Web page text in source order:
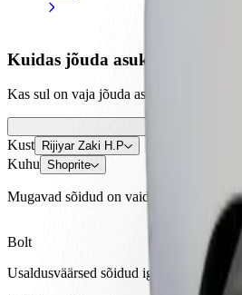
Kuidas jõuda asukohast
Kas sul on vaja jõuda asukohast Rijiyar
Kust Rijiyar Zaki H.P
Kuhu Shoprite
Mugavad sõidud on vaid mõne
Bolt
Usaldusväärsed sõidud igapäevaste